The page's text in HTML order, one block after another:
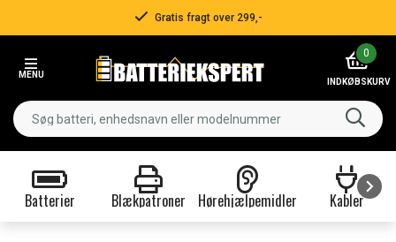
Gratis fragt over 299,-
MENU
0
INDKØBSKURV
Batterier Blækpatroner Hørehjælpemidler Kabler